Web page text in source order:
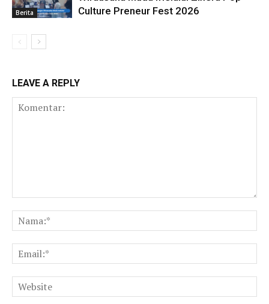
Berita
Culture Preneur Fest 2026
LEAVE A REPLY